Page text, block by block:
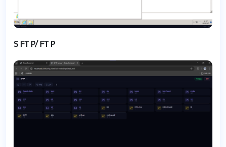
SFTP/FTP